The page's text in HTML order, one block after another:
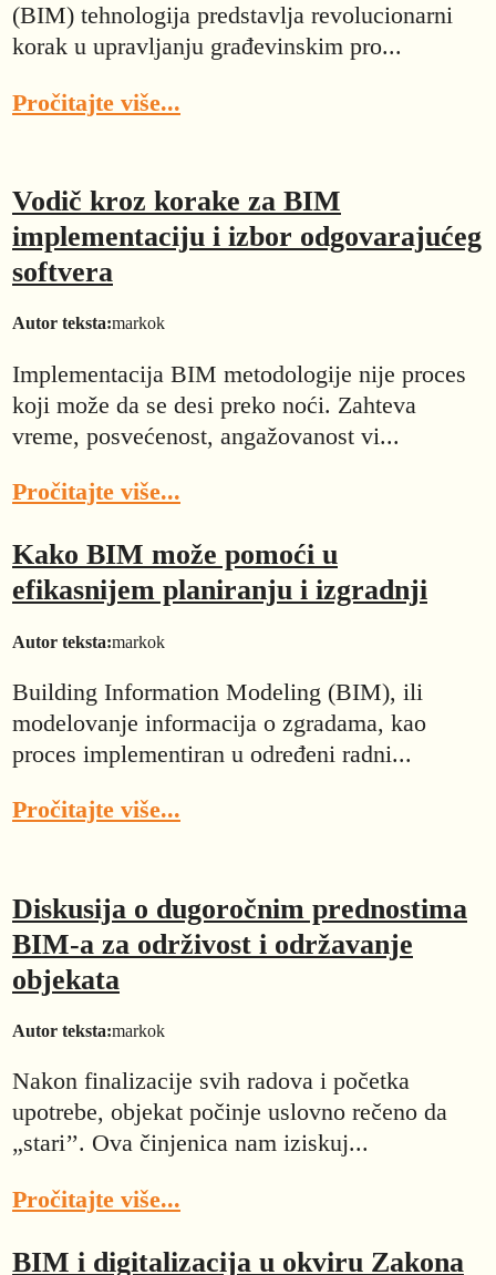
(BIM) tehnologija predstavlja revolucionarni
korak u upravljanju građevinskim pro...
Pročitajte više...
Vodič kroz korake za BIM
implementaciju i izbor odgovarajućeg
softvera
Autor teksta:markok
Implementacija BIM metodologije nije proces
koji može da se desi preko noći. Zahteva
vreme, posvećenost, angažovanost vi...
Pročitajte više...
Kako BIM može pomoći u
efikasnijem planiranju i izgradnji
Autor teksta:markok
Building Information Modeling (BIM), ili
modelovanje informacija o zgradama, kao
proces implementiran u određeni radni...
Pročitajte više...
Diskusija o dugoročnim prednostima
BIM-a za održivost i održavanje
objekata
Autor teksta:markok
Nakon finalizacije svih radova i početka
upotrebe, objekat počinje uslovno rečeno da
„stari’’. Ova činjenica nam iziskuj...
Pročitajte više...
BIM i digitalizacija u okviru Zakona